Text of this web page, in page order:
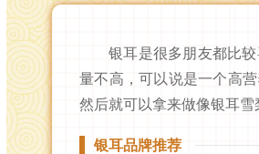
银耳是很多朋友都比
量不高，可以说是一个高
然后就可以拿来做像银耳雪
银耳品牌推荐